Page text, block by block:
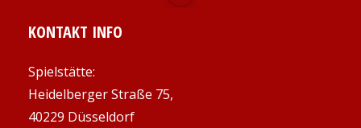
KONTAKT INFO
Spielstätte:
Heidelberger Straße 75,
40229 Düsseldorf